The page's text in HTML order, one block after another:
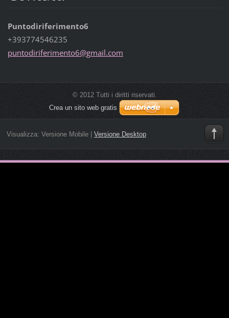
Puntodiriferimento6
+393774546235
puntodiriferimento6@gmail.com
© 2012 Tutti i diritti riservati.
Crea un sito web gratis
Visualizza: Versione Mobile| Versione Desktop